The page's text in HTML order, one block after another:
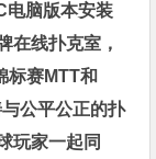
脑版本安装
在线扑克室，
标赛MTT和
公平公正的扑
玩家一起同